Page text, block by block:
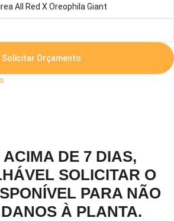
Solicitar Orçamento
DE 7 DIAS,
SOLICITAR O
PARA NÃO
À PLANTA.